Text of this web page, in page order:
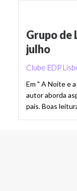
Grupo de
julho
Clube EDP
Em " A Noite e
autor aborda
país. Boas